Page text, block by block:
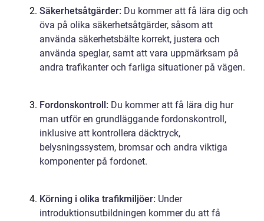
Säkerhetsåtgärder: Du kommer att få lära dig och
öva på olika säkerhetsåtgärder, såsom att
använda säkerhetsbälte korrekt, justera och
använda speglar, samt att vara uppmärksam på
andra trafikanter och farliga situationer på vägen.
Fordonskontroll: Du kommer att få lära dig hur
man utför en grundläggande fordonskontroll,
inklusive att kontrollera däcktryck,
belysningssystem, bromsar och andra viktiga
komponenter på fordonet.
Körning i olika trafikmiljöer: Under
introduktionsutbildningen kommer du att få